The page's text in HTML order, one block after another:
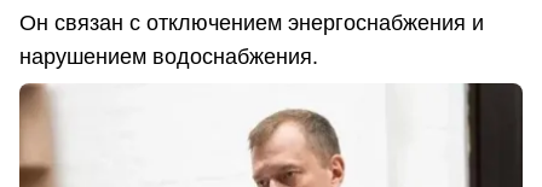
Он связан с отключением энергоснабжения и
нарушением водоснабжения.